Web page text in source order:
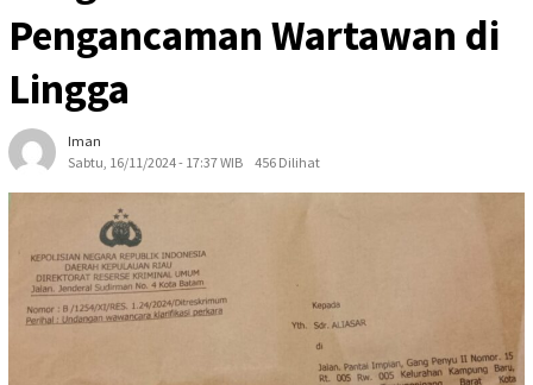
Pengancaman Wartawan di
Lingga
Iman
Sabtu, 16/11/2024 - 17:37 WIB
456 Dilihat